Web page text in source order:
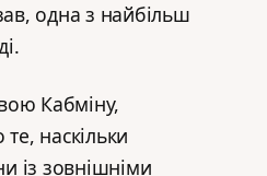
одна з найбільш
Кабміну,
наскільки
із зовнішніми